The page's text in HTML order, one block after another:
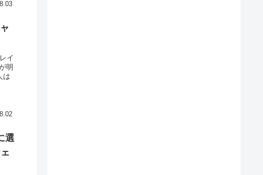
イ
明
は
選